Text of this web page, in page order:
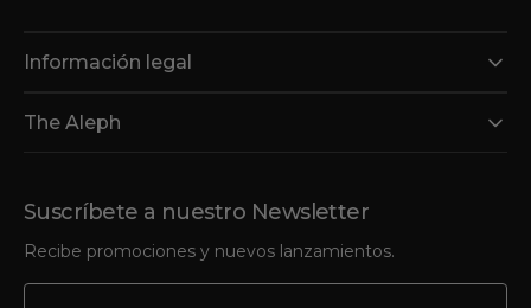
Información legal
The Aleph
Suscríbete a nuestro Newsletter
Recibe promociones y nuevos lanzamientos.
Tu